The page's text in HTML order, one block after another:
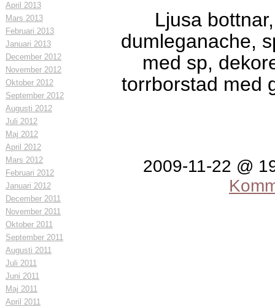
April 2013
Mars 2013
Februari 2013
Januari 2013
December 2012
November 2012
Oktober 2012
September 2012
Augusti 2012
Juli 2012
Maj 2012
April 2012
Mars 2012
Februari 2012
Januari 2012
December 2011
November 2011
Oktober 2011
September 2011
Augusti 2011
Juli 2011
Juni 2011
Maj 2011
April 2011
Ljusa
dumleganache,
med sp,
torrborstad med
2009-11-22 @